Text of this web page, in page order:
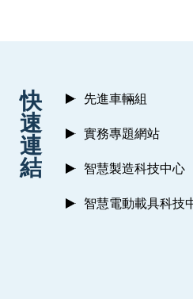
快
速
連
結
先進車輛組
實務專題網站
智慧製造科技中心
智慧電動載具科技